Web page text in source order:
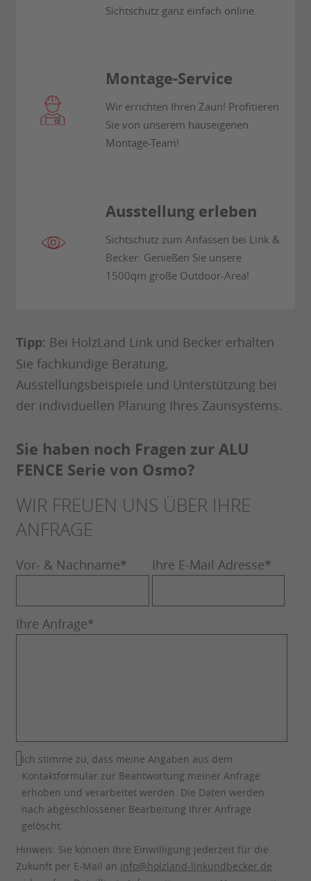
Sichtschutz ganz einfach online.
Montage-Service
Wir errichten Ihren Zaun! Profitieren
Sie von unserem hauseigenen
Montage-Team!
Ausstellung erleben
Sichtschutz zum Anfassen bei Link &
Becker: Genießen Sie unsere
1500qm große Outdoor-Area!
Tipp: Bei HolzLand Link und Becker erhalten
Sie fachkundige Beratung,
Ausstellungsbeispiele und Unterstützung bei
der individuellen Planung Ihres Zaunsystems.
Sie haben noch Fragen zur ALU
FENCE Serie von Osmo?
WIR FREUEN UNS ÜBER IHRE
ANFRAGE
Vor- & Nachname* Ihre E-Mail Adresse*
Ihre Anfrage*
Ich stimme zu, dass meine Angaben aus dem
Kontaktformular zur Beantwortung meiner Anfrage
erhoben und verarbeitet werden. Die Daten werden
nach abgeschlossener Bearbeitung Ihrer Anfrage
gelöscht.
Hinweis: Sie können Ihre Einwilligung jederzeit für die
Zukunft per E-Mail an info@holzland-linkundbecker.de